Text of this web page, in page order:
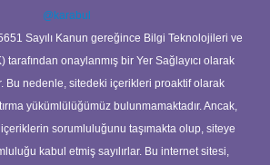
@karabul
Sayılı Kanun gereğince Bilgi Teknolojileri ve
tarafından onaylanmış bir Yer Sağlayıcı olarak
Bu nedenle, sitedeki içerikleri proaktif olarak
yükümlülüğümüz bulunmamaktadır. Ancak,
sorumluluğunu taşımakta olup, siteye
kabul etmiş sayılırlar. Bu internet sitesi,